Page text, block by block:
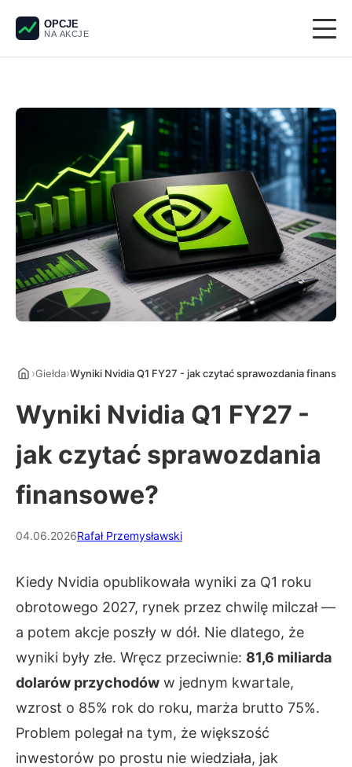
OPCJE
NA AKCJE
Pieniądze
Krypto
Analiza techniczna
›Giełda›Wyniki Nvidia Q1 FY27 - jak czytać sprawozdania
Wyniki Nvidia Q1 FY27 -
jak czytać sprawozdania
finansowe?
04.06.2026Rafał Przemysławski
Kiedy Nvidia opublikowała wyniki za Q1 roku
obrotowego 2027, rynek przez chwilę milczał —
a potem akcje poszły w dół. Nie dlatego, że
wyniki były złe. Wręcz przeciwnie: 81,6 miliarda
dolarów przychodów w jednym kwartale,
wzrost o 85% rok do roku, marża brutto 75%.
Problem polegał na tym, że większość
inwestorów po prostu nie wiedziała, jak